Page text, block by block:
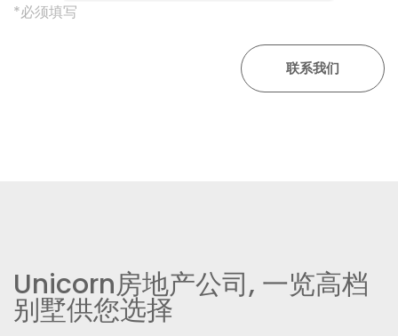
*必须填写
Unicorn房地产公司, 一览高档
别墅供您选择